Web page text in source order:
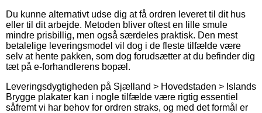
Du kunne alternativt udse dig at få ordren leveret til dit hus
eller til dit arbejde. Metoden bliver oftest en lille smule
mindre prisbillig, men også særdeles praktisk. Den mest
betalelige leveringsmodel vil dog i de fleste tilfælde være
selv at hente pakken, som dog forudsætter at du befinder dig
tæt på e-forhandlerens bopæl.
Leveringsdygtigheden på Sjælland > Hovedstaden > Islands
Brygge plakater kan i nogle tilfælde være rigtig essentiel
såfremt vi har behov for ordren straks, og med det formål er